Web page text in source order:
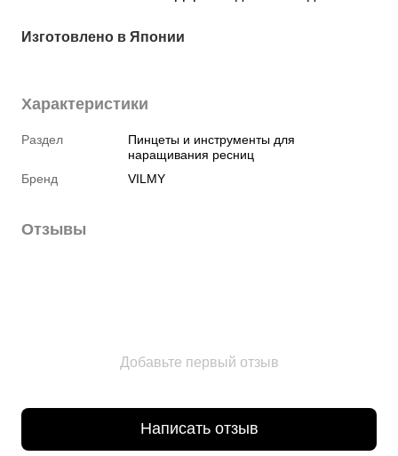
Изготовлено в Японии
Характеристики
Раздел
Пинцеты и инструменты для
наращивания ресниц
Бренд
VILMY
Отзывы
Добавьте первый отзыв
Написать отзыв